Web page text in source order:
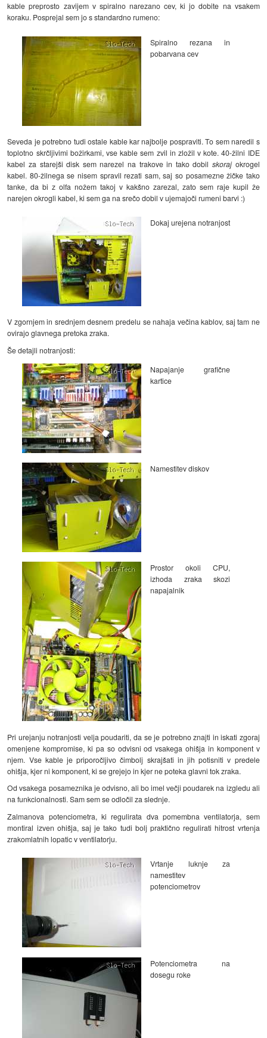
kable preprosto zavijem v spiralno narezano cev, ki jo dobite na vsakem
koraku. Posprejal sem jo s standardno rumeno:
Spiralno rezana in
pobarvana cev
Seveda je potrebno tudi ostale kable kar najbolje pospraviti. To sem naredil s
toplotno skrčljivimi božirkami, vse kable sem zvil in zložil v kote. 40-žilni IDE
kabel za starejši disk sem narezel na trakove in tako dobilskoraj okrogel
kabel. 80-žilnega se nisem spravil rezati sam, saj so posamezne žičke tako
tanke, da bi z olfa nožem takoj v kakšno zarezal, zato sem raje kupil že
narejen okrogli kabel, ki sem ga na srečo dobil v ujemajoči rumeni barvi :)
Dokaj urejena notranjost
V zgornjem in srednjem desnem predelu se nahaja večina kablov, saj tam ne
ovirajo glavnega pretoka zraka.
Še detajli notranjosti:
Napajanje grafične
kartice
Namestitev diskov
Prostor okoli CPU,
izhoda zraka skozi
napajalnik
Pri urejanju notranjosti velja poudariti, da se je potrebno znajti in iskati zgoraj
omenjene kompromise, ki pa so odvisni od vsakega ohišja in komponent v
njem. Vse kable je priporočljivo čimbolj skrajšati in jih potisniti v predele
ohišja, kjer ni komponent, ki se grejejo in kjer ne poteka glavni tok zraka.
Od vsakega posameznika je odvisno, ali bo imel večji poudarek na izgledu ali
na funkcionalnosti. Sam sem se odločil za slednje.
Zalmanova potenciometra, ki regulirata dva pomembna ventilatorja, sem
montiral izven ohišja, saj je tako tudi bolj praktično regulirati hitrost vrtenja
zrakomlatnih lopatic v ventilatorju.
Vrtanje luknje za
namestitev
potenciometrov
Potenciometra na
dosegu roke